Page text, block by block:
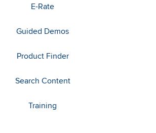
E-Rate
Guided Demos
Product Finder
Search Content
Training